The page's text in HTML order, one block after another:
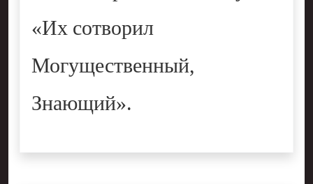
«Их сотворил
Могущественный,
Знающий».